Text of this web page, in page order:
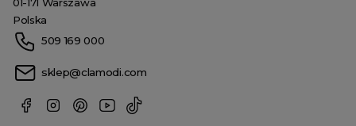
Polska
509 169 000
sklep@clamodi.com